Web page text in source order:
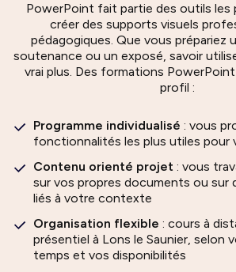
PowerPoint fait partie des outils les
créer des supports visuels
pédagogiques. Que vous prépariez
soutenance ou un exposé, savoir
vrai plus. Des formations
profil :
Programme individualisé : vous
fonctionnalités les plus utiles pour
Contenu orienté projet : vous
sur vos propres documents ou sur
liés à votre contexte
Organisation flexible : cours à
présentiel à Lons le Saunier, selon
temps et vos disponibilités